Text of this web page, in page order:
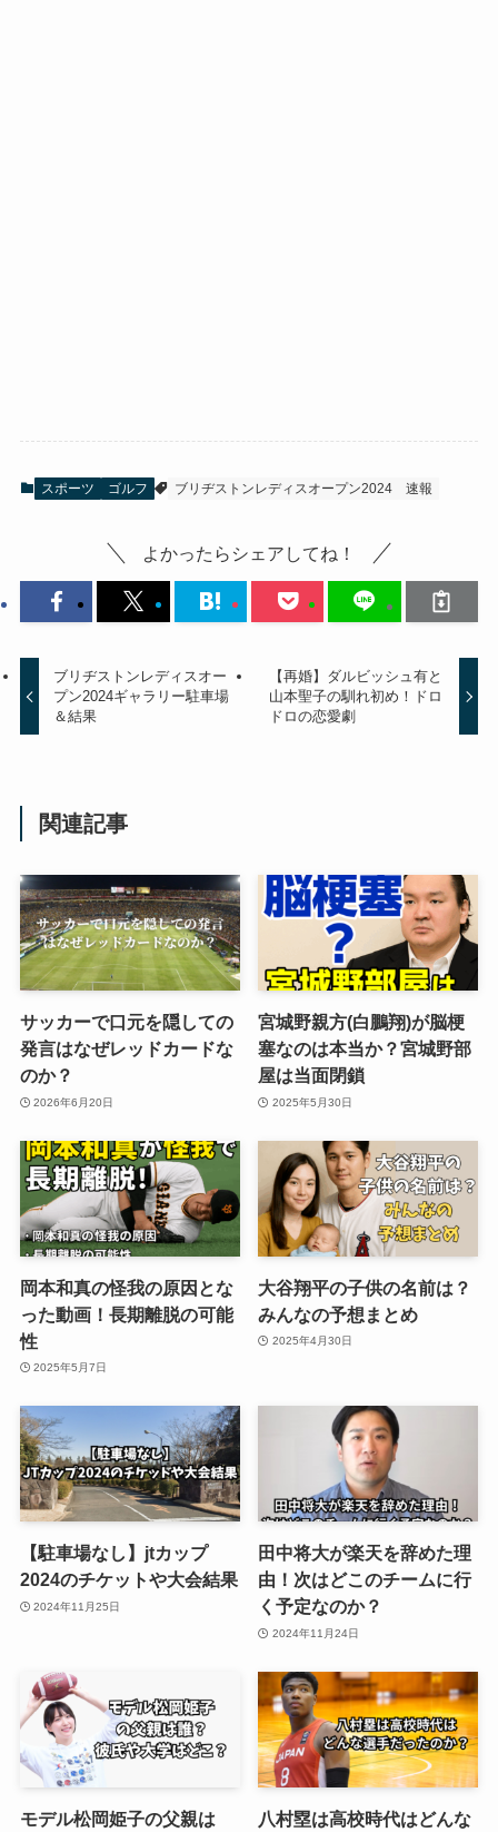
スポーツ ゴルフ ブリヂストンレディスオープン2024 速報
よかったらシェアしてね！
ブリヂストンレディスオー
プン2024ギャラリー駐車場
＆結果
【再婚】ダルビッシュ有と
山本聖子の馴れ初め！ドロ
ドロの恋愛劇
関連記事
サッカーで口元を隠しての
発言はなぜレッドカードな
のか？
2026年6月20日
宮城野親方(白鵬翔)が脳梗
塞なのは本当か？宮城野部
屋は当面閉鎖
2025年5月30日
岡本和真の怪我の原因とな
った動画！長期離脱の可能
性
2025年5月7日
大谷翔平の子供の名前は？
みんなの予想まとめ
2025年4月30日
【駐車場なし】jtカップ
2024のチケットや大会結果
2024年11月25日
田中将大が楽天を辞めた理
由！次はどこのチームに行
く予定なのか？
2024年11月24日
モデル松岡姫子の父親は
八村塁は高校時代はどんな